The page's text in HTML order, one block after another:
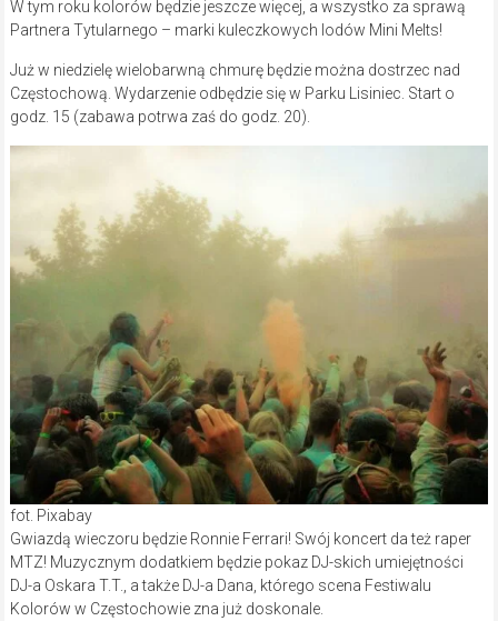
W tym roku kolorów będzie jeszcze więcej, a wszystko za sprawą
Partnera Tytularnego – marki kuleczkowych lodów Mini Melts!
Już w niedzielę wielobarwną chmurę będzie można dostrzec nad
Częstochową. Wydarzenie odbędzie się w Parku Lisiniec. Start o
godz. 15 (zabawa potrwa zaś do godz. 20).
fot. Pixabay
Gwiazdą wieczoru będzie Ronnie Ferrari! Swój koncert da też raper
MTZ! Muzycznym dodatkiem będzie pokaz DJ-skich umiejętności
DJ-a Oskara T.T., a także DJ-a Dana, którego scena Festiwalu
Kolorów w Częstochowie zna już doskonale.